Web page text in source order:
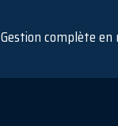
Gestion complète